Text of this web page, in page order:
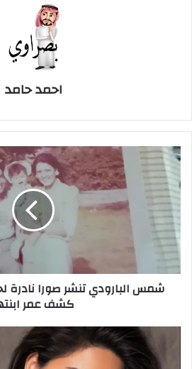
احمد حامد
شمس
البارودي
تنشر
صورا
نادرة
لحسن
يوسف..
وترفض
كشف
شمس البارودي تنشر صورا
كشف عمر
ممنهجة"..